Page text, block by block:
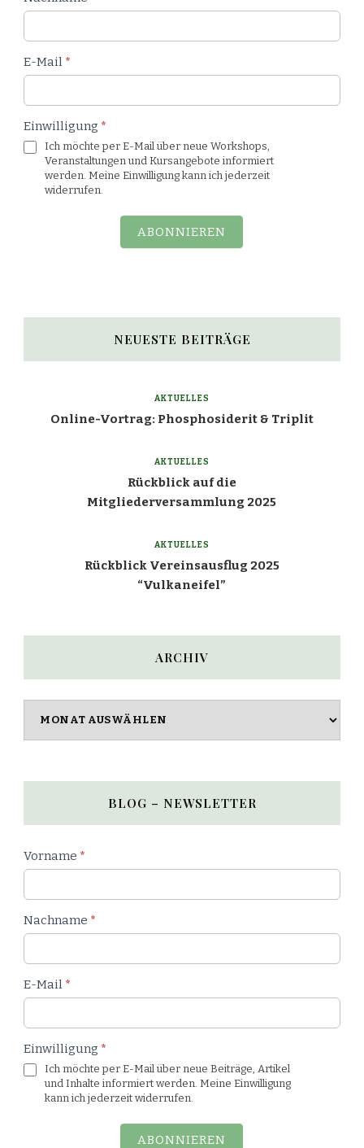
E-Mail *
Einwilligung *
Ich möchte per E-Mail über neue Workshops,
Veranstaltungen und Kursangebote informiert
werden. Meine Einwilligung kann ich jederzeit
widerrufen.
ABONNIEREN
NEUESTE BEITRÄGE
AKTUELLES
Online-Vortrag: Phosphosiderit & Triplit
AKTUELLES
Rückblick auf die
Mitgliederversammlung 2025
AKTUELLES
Rückblick Vereinsausflug 2025
“Vulkaneifel”
ARCHIV
BLOG – NEWSLETTER
Newsletter
Vorname *
Nachname *
E-Mail *
Einwilligung *
Ich möchte per E-Mail über neue Beiträge, Artikel
und Inhalte informiert werden. Meine Einwilligung
kann ich jederzeit widerrufen.
ABONNIEREN